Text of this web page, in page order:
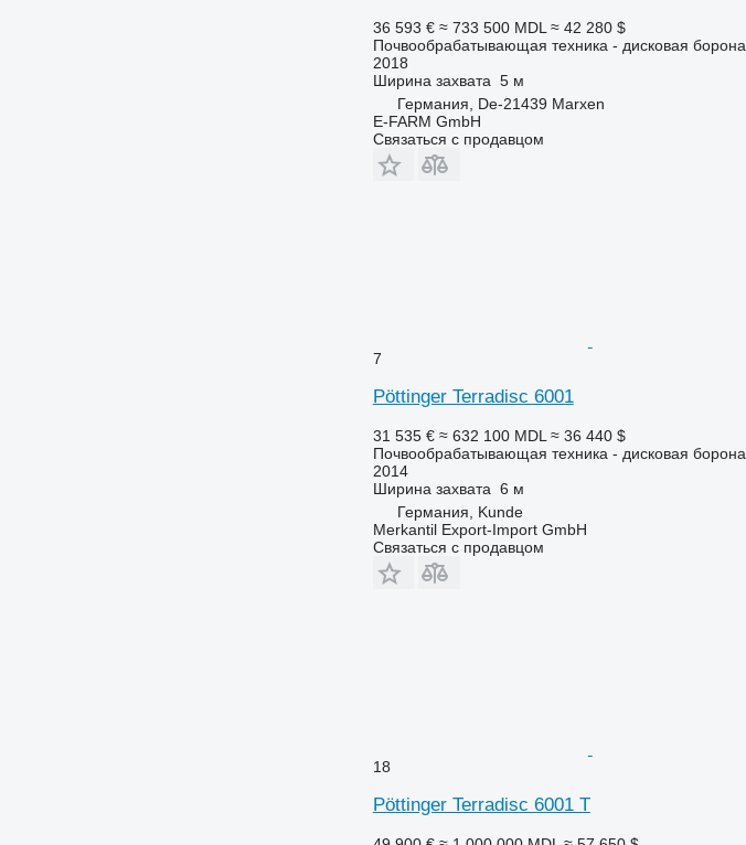
36 593 € ≈ 733 500 MDL ≈ 42 280 $
Почвообрабатывающая техника - дисковая борона
2018
Ширина захвата 5 м
Германия, De-21439 Marxen
E-FARM GmbH
Связаться с продавцом
7
Pöttinger Terradisc 6001
31 535 € ≈ 632 100 MDL ≈ 36 440 $
Почвообрабатывающая техника - дисковая борона
2014
Ширина захвата 6 м
Германия, Kunde
Merkantil Export-Import GmbH
Связаться с продавцом
18
Pöttinger Terradisc 6001 T